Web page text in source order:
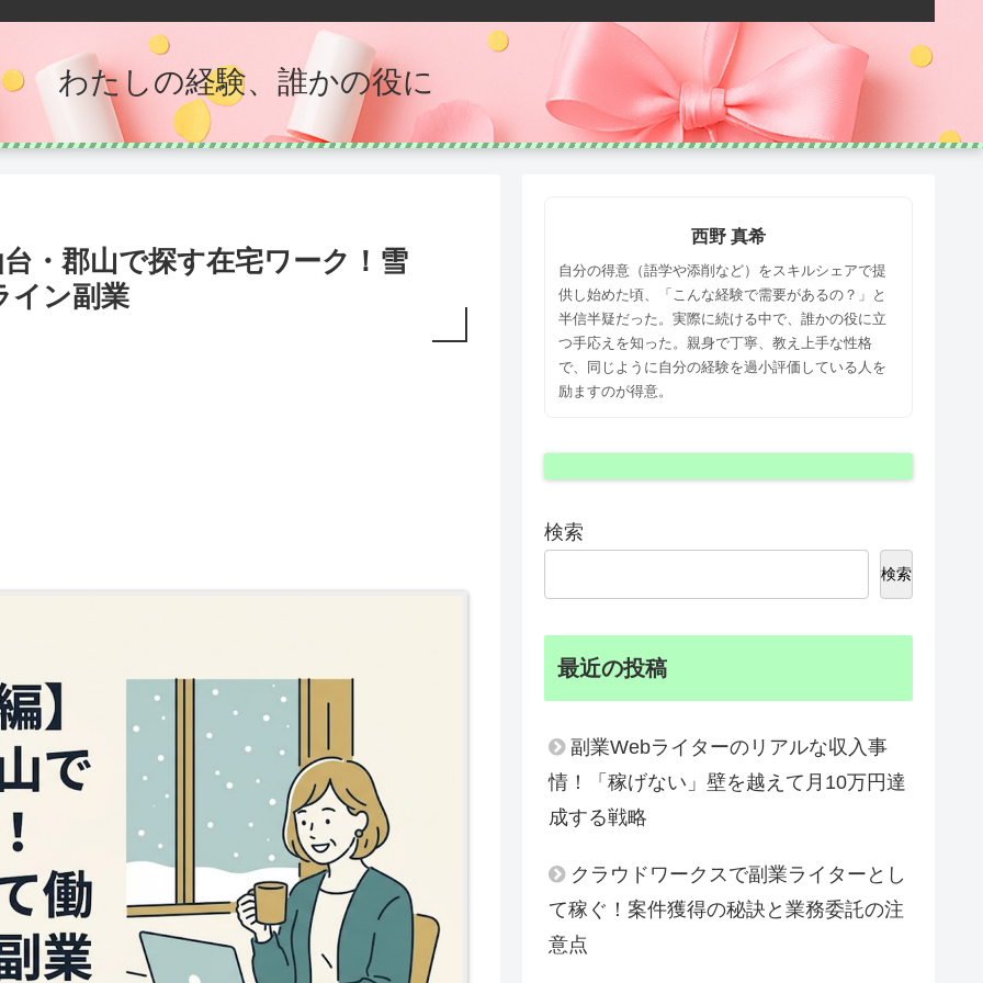
わたしの経験、誰かの役に
・郡山で探す在宅ワーク！雪
イン副業
西野 真希
自分の得意（語学や添削など）をスキルシェアで提
供し始めた頃、「こんな経験で需要があるの？」と
半信半疑だった。実際に続ける中で、誰かの役に立
つ手応えを知った。親身で丁寧、教え上手な性格
で、同じように自分の経験を過小評価している人を
励ますのが得意。
検索
検索
最近の投稿
副業Webライターのリアルな収入事
情！「稼げない」壁を越えて月10万円達
成する戦略
クラウドワークスで副業ライターとし
て稼ぐ！案件獲得の秘訣と業務委託の注
意点